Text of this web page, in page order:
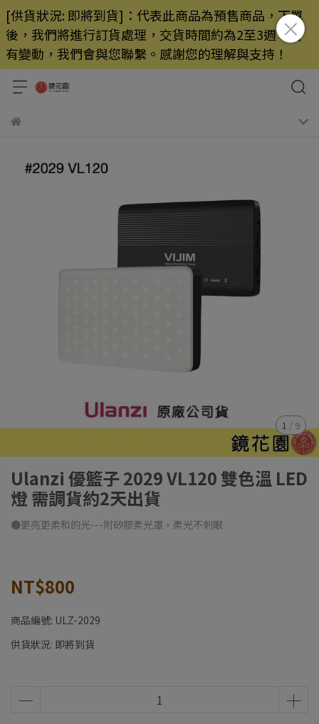
[供貨狀況: 即將到貨]：代表此商品為預售商品，下單
後，我們將進行訂貨處理，交貨時間約為2至3週，若
有變動，我們會與您聯繫。感謝您的理解與支持！
1 / 9
Ulanzi 優籃子 2029 VL120 雙色溫 LED
燈 需調貨約2天出貨
●更亮更柔和的光---附矽膠柔光罩，柔光不刺眼
NT$800
商品編號: ULZ-2029
供貨狀況: 即將到貨